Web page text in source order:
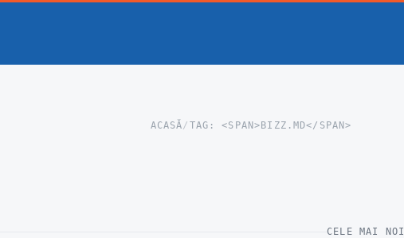
ACASĂ/ TAG: <SPAN>BIZZ.MD</SPAN>
CELE MAI NOI